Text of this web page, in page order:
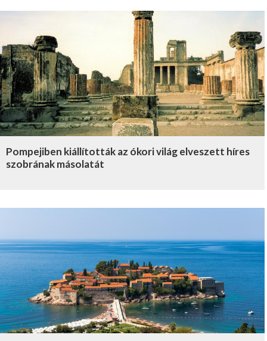
Pompejiben kiállították az ókori világ elveszett híres
szobrának másolatát